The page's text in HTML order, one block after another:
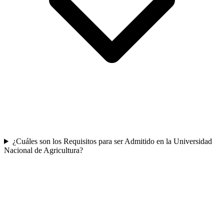
¿Cuáles son los Requisitos para ser Admitido en la Universidad
Nacional de Agricultura?